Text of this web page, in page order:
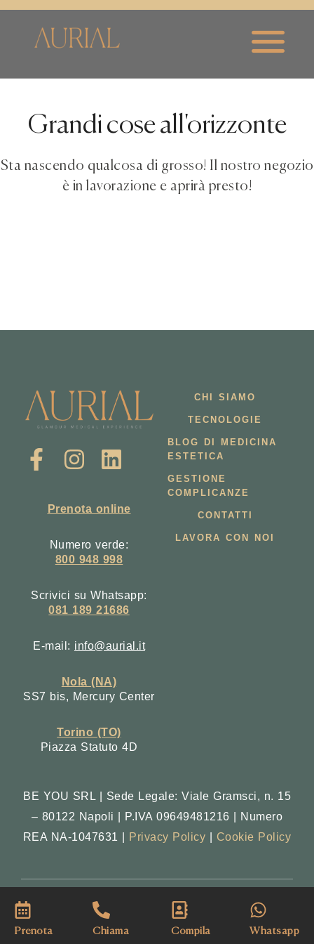
Grandi cose all'orizzonte
Sta nascendo qualcosa di grosso! Il nostro negozio
è in lavorazione e aprirà presto!
Prenota online
Numero verde:
800 948 998
Scrivici su Whatsapp:
081 189 21686
E-mail: info@aurial.it
Nola (NA)
SS7 bis, Mercury Center
Torino (TO)
Piazza Statuto 4D
CHI SIAMO
TECNOLOGIE
BLOG DI MEDICINA
ESTETICA
GESTIONE
COMPLICANZE
CONTATTI
LAVORA CON NOI
BE YOU SRL | Sede Legale: Viale Gramsci, n. 15
– 80122 Napoli | P.IVA 09649481216 | Numero
REA NA-1047631 |
Privacy Policy Cookie Policy
Prenota Chiama Compila Whatsapp